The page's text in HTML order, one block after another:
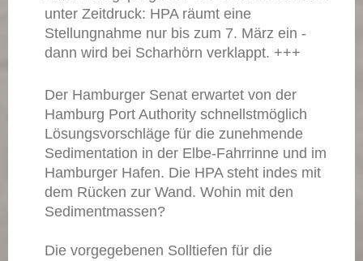
unter Zeitdruck: HPA räumt eine
Stellungnahme nur bis zum 7. März ein -
dann wird bei Scharhörn verklappt. +++
Der Hamburger Senat erwartet von der
Hamburg Port Authority schnellstmöglich
Lösungsvorschläge für die zunehmende
Sedimentation in der Elbe-Fahrrinne und im
Hamburger Hafen. Die HPA steht indes mit
dem Rücken zur Wand. Wohin mit den
Sedimentmassen?
Die vorgegebenen Solltiefen für die